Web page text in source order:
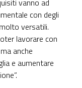
con degli
versatili.
lavorare con
anche
e aumentare